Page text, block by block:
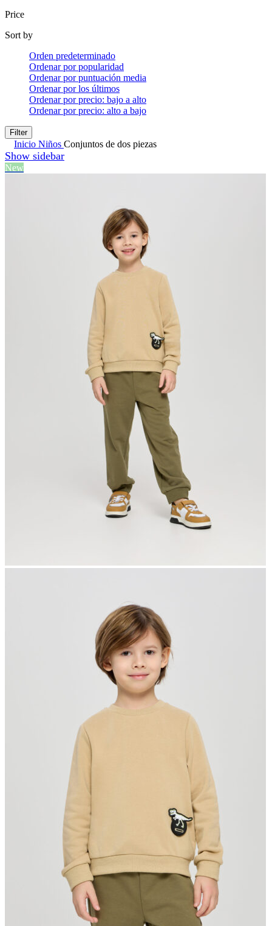
Price
Sort by
Orden predeterminado
Ordenar por popularidad
Ordenar por puntuación media
Ordenar por los últimos
Ordenar por precio: bajo a alto
Ordenar por precio: alto a bajo
Filter
Inicio Niños Conjuntos de dos piezas
Show sidebar
New